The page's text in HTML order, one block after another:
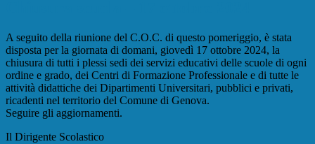
A seguito della riunione del C.O.C. di questo pomeriggio, è stata
disposta per la giornata di domani, giovedì 17 ottobre 2024, la
chiusura di tutti i plessi sedi dei servizi educativi delle scuole di ogni
ordine e grado, dei Centri di Formazione Professionale e di tutte le
attività didattiche dei Dipartimenti Universitari, pubblici e privati,
ricadenti nel territorio del Comune di Genova.
Seguire gli aggiornamenti.
Il Dirigente Scolastico